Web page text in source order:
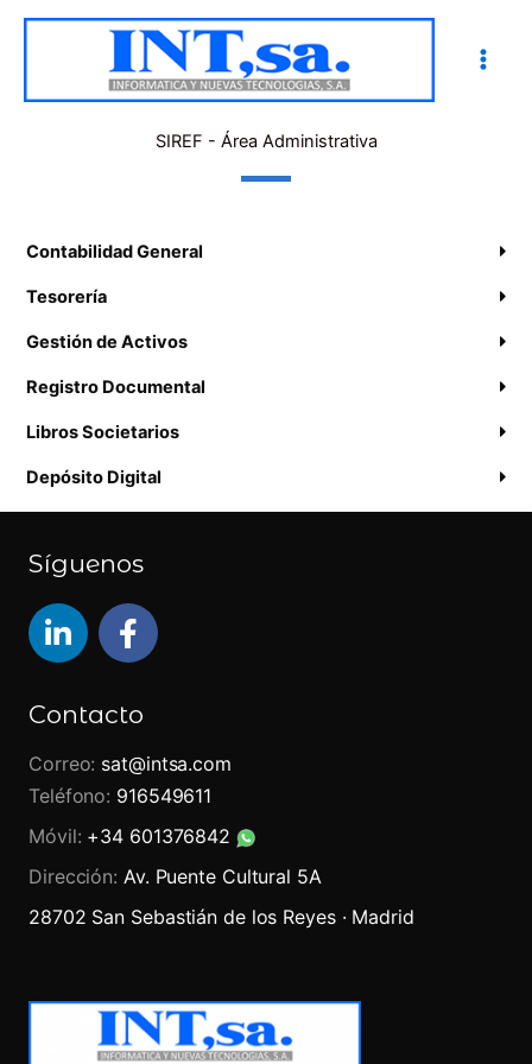
SIREF - Área Administrativa
Contabilidad General
Tesorería
Gestión de Activos
Registro Documental
Libros Societarios
Depósito Digital
Contacto
Correo: sat@intsa.com
Teléfono: 916549611
Móvil: +34 601376842
Dirección: Av. Puente Cultural 5A
28702 San Sebastián de los Reyes · Madrid
Síguenos
L
i
k
e
d
i
n
F
a
e
b
o
o
k